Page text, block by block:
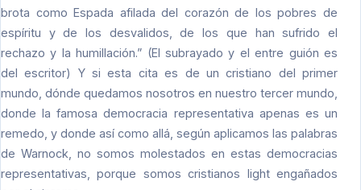
brota como Espada afilada del corazón de los pobres de
espíritu y de los desvalidos, de los que han sufrido el
rechazo y la humillación.” (El subrayado y el entre guión es
del escritor) Y si esta cita es de un cristiano del primer
mundo, dónde quedamos nosotros en nuestro tercer mundo,
donde la famosa democracia representativa apenas es un
remedo, y donde así como allá, según aplicamos las palabras
de Warnock, no somos molestados en estas democracias
representativas, porque somos cristianos light engañados